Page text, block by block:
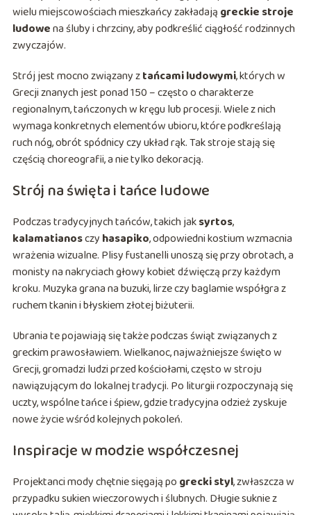
wielu miejscowościach mieszkańcy zakładają greckie stroje
ludowena śluby i chrzciny, aby podkreślić ciągłość rodzinnych
zwyczajów.
Strój jest mocno związany ztańcami ludowymi, których w
Grecji znanych jest ponad 150 – często o charakterze
regionalnym, tańczonych w kręgu lub procesji. Wiele z nich
wymaga konkretnych elementów ubioru, które podkreślają
ruch nóg, obrót spódnicy czy układ rąk. Tak stroje stają się
częścią choreografii, a nie tylko dekoracją.
Strój na święta i tańce ludowe
Podczas tradycyjnych tańców, takich jaksyrtos,
kalamatianosczy hasapiko, odpowiedni kostium wzmacnia
wrażenia wizualne. Plisy fustanelli unoszą się przy obrotach, a
monisty na nakryciach głowy kobiet dźwięczą przy każdym
kroku. Muzyka grana na buzuki, lirze czy baglamie współgra z
ruchem tkanin i błyskiem złotej biżuterii.
Ubrania te pojawiają się także podczas świąt związanych z
greckim prawosławiem. Wielkanoc, najważniejsze święto w
Grecji, gromadzi ludzi przed kościołami, często w stroju
nawiązującym do lokalnej tradycji. Po liturgii rozpoczynają się
uczty, wspólne tańce i śpiew, gdzie tradycyjna odzież zyskuje
nowe życie wśród kolejnych pokoleń.
Inspiracje w modzie współczesnej
Projektanci mody chętnie sięgają po grecki styl, zwłaszcza w
przypadku sukien wieczorowych i ślubnych. Długie suknie z